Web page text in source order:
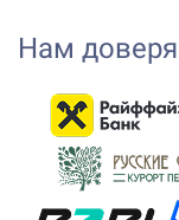
Нам